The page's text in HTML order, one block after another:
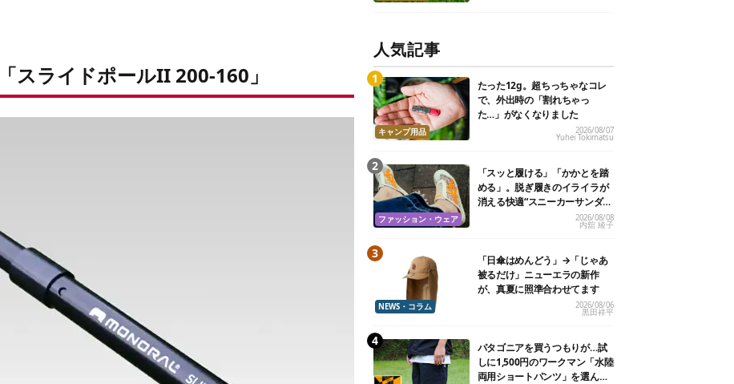
スライドポールII 200-160」
人気記事
キャンプ用品
たった12g。超ちっちゃなコレ
で、外出時の「割れちゃっ
た…」がなくなりました
2026/08/07
Yuhei Tokimatsu
ファッション・ウェア
「スッと履ける」「かかとを踏
める」。脱ぎ履きのイライラが
消える快適“スニーカーサンダ
2026/08/08
内舘 綾子
NEWS・コラム
「日傘はめんどう」→「じゃあ
被るだけ」ニューエラの新作
が、真夏に照準合わせてます
2026/08/06
黒田祥平
パタゴニアを買うつもりが…試
しに1,500円のワークマン「水陸
両用ショートパンツ」を選んだ